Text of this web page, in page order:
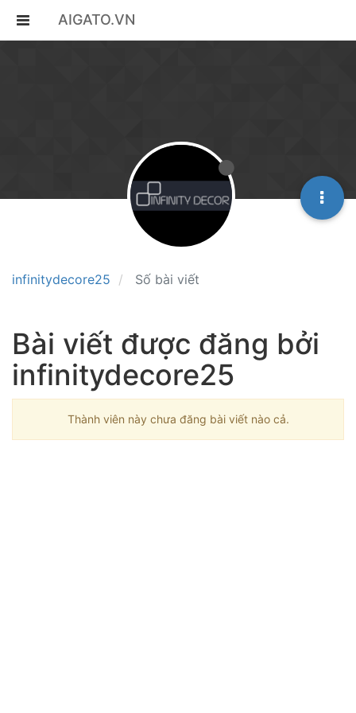
AIGATO.VN
infinitydecore25 Số bài viết
Bài viết được đăng bởi
infinitydecore25
Thành viên này chưa đăng bài viết nào cả.